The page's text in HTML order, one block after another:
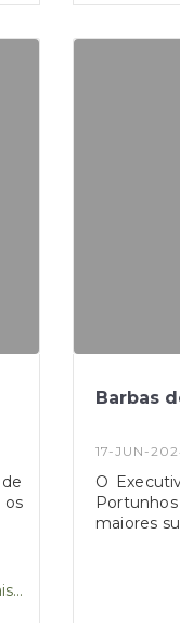
Barbas
17-JUN-
O
maiores